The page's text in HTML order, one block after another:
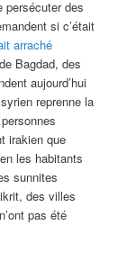
persécuter des
si c’était
arraché
Bagdad, des
aujourd’hui
reprenne la
irakien que
les habitants
sunnites
des villes
pas été